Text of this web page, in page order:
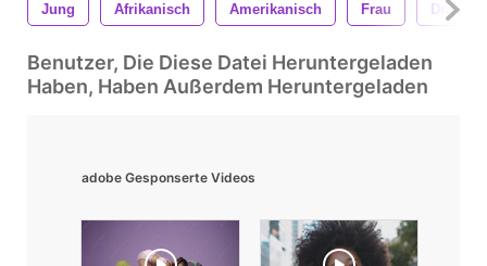
Jung Afrikanisch Amerikanisch Frau
Benutzer, Die Diese Datei Heruntergeladen
Haben, Haben Außerdem Heruntergeladen
adobe Gesponserte Videos